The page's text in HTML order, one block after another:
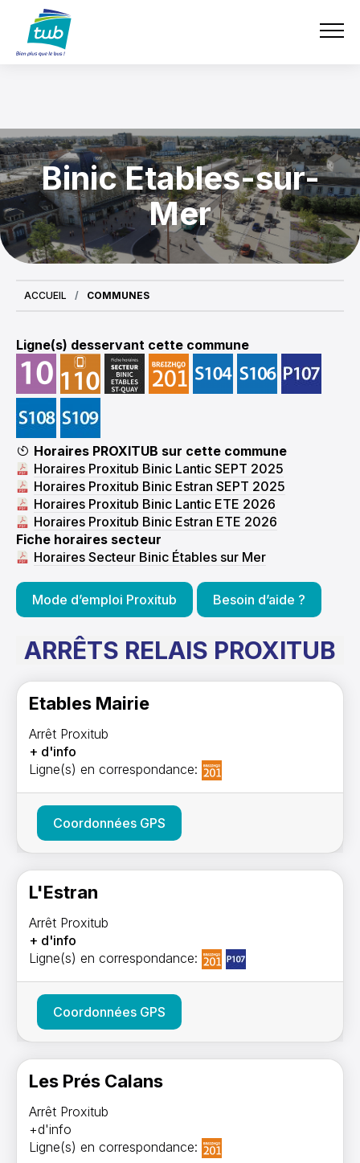
contenu
TUB
Binic Etables-sur-
Mer
ACCUEIL COMMUNES
Ligne(s) desservant cette commune
Horaires PROXITUB sur cette commune
Horaires Proxitub Binic Lantic SEPT 2025
Horaires Proxitub Binic Estran SEPT 2025
Horaires Proxitub Binic Lantic ETE 2026
Horaires Proxitub Binic Estran ETE 2026
Fiche horaires secteur
Horaires Secteur Binic Étables sur Mer
Mode d’emploi Proxitub Besoin d’aide ?
ARRÊTS RELAIS PROXITUB
Etables Mairie
Arrêt Proxitub
+ d'info
Ligne(s) en correspondance:
Coordonnées GPS
L'Estran
Arrêt Proxitub
+ d'info
Ligne(s) en correspondance:
Coordonnées GPS
Les Prés Calans
Arrêt Proxitub
+d'info
Ligne(s) en correspondance: